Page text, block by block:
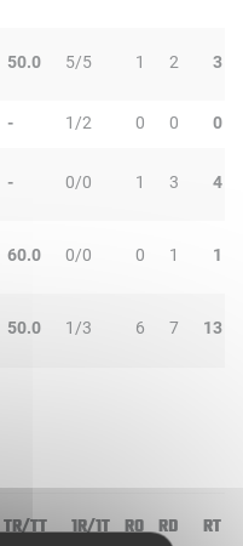
50.0 5/5 1 2 3
- 1/2 0 0 0
- 0/0 1 3 4
60.0 0/0 0 1 1
50.0 1/3 6 7 13
TR/TT 1R/1T RO RD RT